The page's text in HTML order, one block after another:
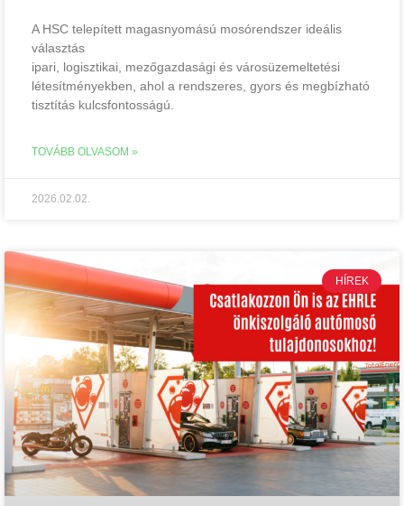
A HSC telepített magasnyomású mosórendszer ideális
választás
ipari, logisztikai, mezőgazdasági és városüzemeltetési
létesítményekben, ahol a rendszeres, gyors és megbízható
tisztítás kulcsfontosságú.
TOVÁBB OLVASOM »
2026.02.02.
HÍREK